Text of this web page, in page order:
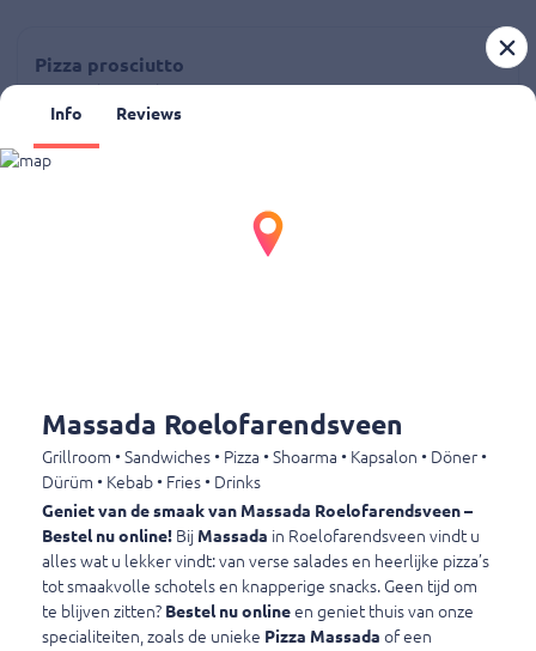
Pizza prosciutto
Tomaat, kaas en ham.
€ 10,50
€ 10,50
Pizza cappriciosa
Tomaat, kaas, ham en champignons.
€ 11,00
Info Reviews
Massada Roelofarendsveen
Grillroom • Sandwiches • Pizza • Shoarma • Kapsalon • Döner •
Dürüm • Kebab • Fries • Drinks
Geniet van de smaak van Massada Roelofarendsveen –
Bestel nu online! BijMassada in Roelofarendsveen vindt u
alles wat u lekker vindt: van verse salades en heerlijke pizza’s
tot smaakvolle schotels en knapperige snacks. Geen tijd om
te blijven zitten? Bestel nu onlineen geniet thuis van onze
specialiteiten, zoals de unieke Pizza Massada of een